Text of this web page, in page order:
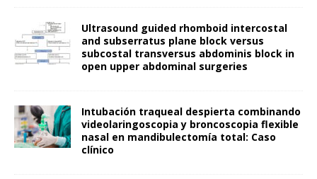
Ultrasound guided rhomboid intercostal
and subserratus plane block versus
subcostal transversus abdominis block in
open upper abdominal surgeries
Intubación traqueal despierta combinando
videolaringoscopia y broncoscopia flexible
nasal en mandibulectomía total: Caso
clínico